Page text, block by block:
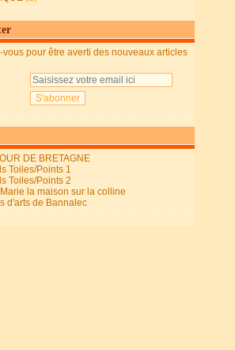
vous pour être averti des nouveaux articles
DE BRETAGNE
Toiles/Points 1
Toiles/Points 2
la maison sur la colline
d'arts de Bannalec